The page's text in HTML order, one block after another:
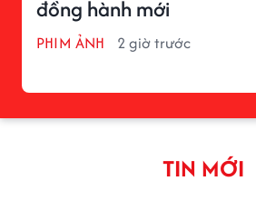
đồng hành mới
PHIM ẢNH 2 giờ trước
TIN MỚI